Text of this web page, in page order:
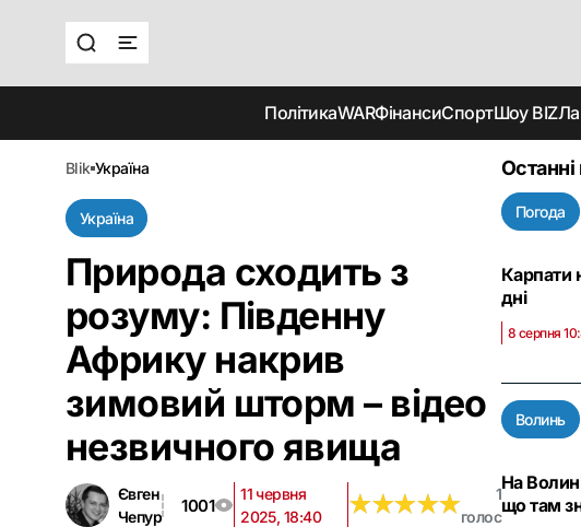
ПолітикаWARФінансиСпортШоу BIZ
blik україна
Україна
Природа сходить з
розуму: Південну
Африку накрив
зимовий шторм – відео
незвичного явища
Євген
Чепур
1001
11 червня
2025, 18:40
★★★★★
★★★★★
1
голос
Погода
Карпати
дні
8 серпня
Волинь
На
що там